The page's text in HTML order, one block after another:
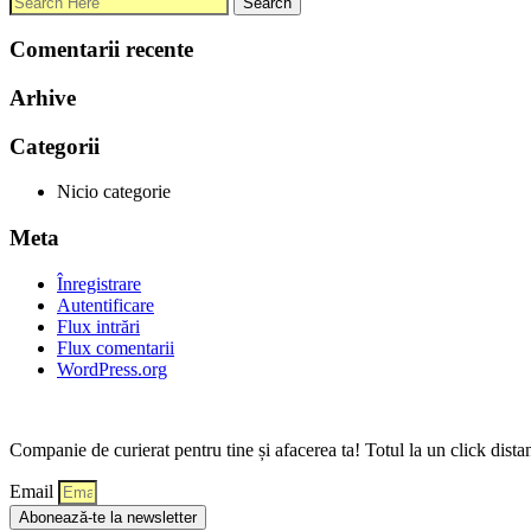
Comentarii recente
Arhive
Categorii
Nicio categorie
Meta
Înregistrare
Autentificare
Flux intrări
Flux comentarii
WordPress.org
Companie de curierat pentru tine și afacerea ta! Totul la un click
Email
Abonează-te la newsletter